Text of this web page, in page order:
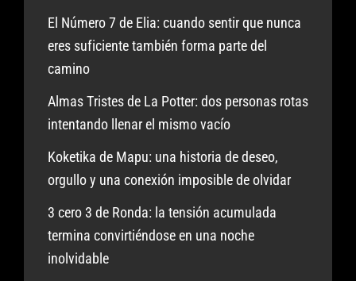
El Número 7 de Elia: cuando sentir que nunca
eres suficiente también forma parte del
camino
Almas Tristes de La Potter: dos personas rotas
intentando llenar el mismo vacío
Koketika de Mapu: una historia de deseo,
orgullo y una conexión imposible de olvidar
3 cero 3 de Ronda: la tensión acumulada
termina convirtiéndose en una noche
inolvidable